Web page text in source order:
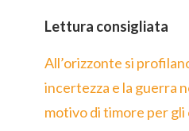
Lettura consigliata
All’orizzonte si
incertezza e la guerra
motivo di timore per